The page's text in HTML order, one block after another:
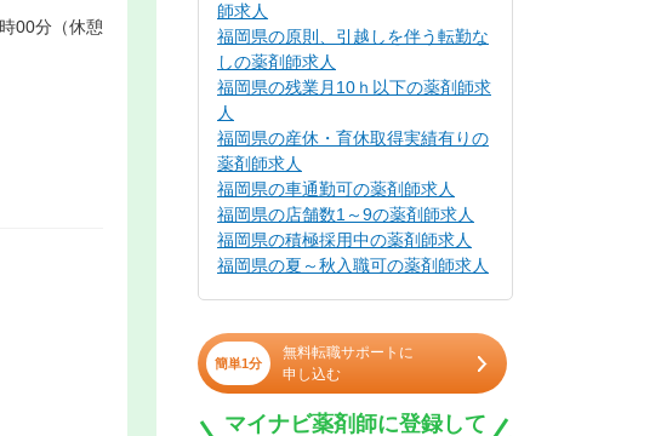
00分（休憩
師求人
福岡県の原則、引越しを伴う転勤な
しの薬剤師求人
福岡県の残業月10ｈ以下の薬剤師求
人
福岡県の産休・育休取得実績有りの
薬剤師求人
福岡県の車通勤可の薬剤師求人
福岡県の店舗数1～9の薬剤師求人
福岡県の積極採用中の薬剤師求人
福岡県の夏～秋入職可の薬剤師求人
簡単1分
無料転職サポートに
申し込む
マイナビ薬剤師に登録して